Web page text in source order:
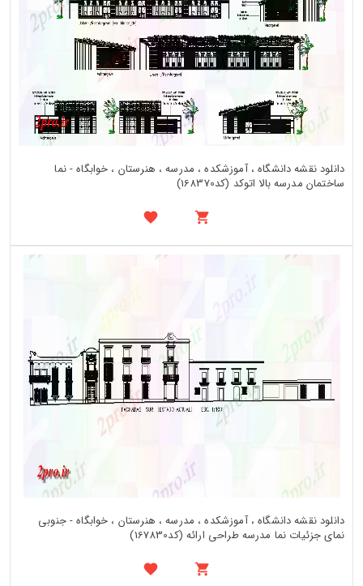
دانلود نقشه دانشگاه ، آموزشکده ، مدرسه ، هنرستان ، خوابگاه - نما
ساختمان مدرسه بالا اتوکد (کد168370)
دانلود نقشه دانشگاه ، آموزشکده ، مدرسه ، هنرستان ، خوابگاه - جنوبی
نمای جزئیات نما مدرسه طراحی ارائه (کد167830)